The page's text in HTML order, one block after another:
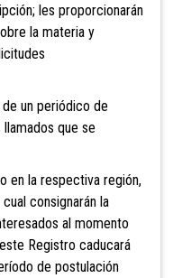
les proporcionarán
la materia y
un periódico de
que se
en la respectiva región,
consignarán la
al momento
Registro caducará
de postulación